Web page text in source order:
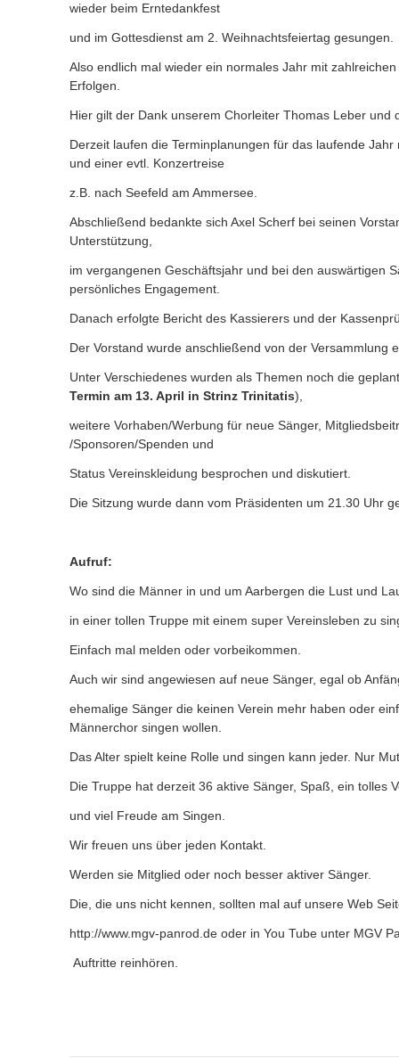
wieder beim Erntedankfest
und im Gottesdienst am 2. Weihnachtsfeiertag gesungen.
Also endlich mal wieder ein normales Jahr mit
Erfolgen.
Hier gilt der Dank unserem Chorleiter Thomas Leber und
Derzeit laufen die Terminplanungen für das laufende Jahr
und einer evtl. Konzertreise
z.B. nach Seefeld am Ammersee.
Abschließend bedankte sich Axel Scherf bei seinen
Unterstützung,
im vergangenen Geschäftsjahr und bei den auswärtigen
persönliches Engagement.
Danach erfolgte Bericht des Kassierers und der
Der Vorstand wurde anschließend von der Versammlung
Unter Verschiedenes wurden als Themen noch die
Termin am 13. April in Strinz Trinitatis),
weitere Vorhaben/Werbung für neue Sänger,
/Sponsoren/Spenden und
Status Vereinskleidung besprochen und diskutiert.
Die Sitzung wurde dann vom Präsidenten um 21.30 Uhr
Aufruf:
Wo sind die Männer in und um Aarbergen die Lust und
in einer tollen Truppe mit einem super Vereinsleben zu
Einfach mal melden oder vorbeikommen.
Auch wir sind angewiesen auf neue Sänger, egal ob
ehemalige Sänger die keinen Verein mehr haben oder
Männerchor singen wollen.
Das Alter spielt keine Rolle und singen kann jeder. Nur
Die Truppe hat derzeit 36 aktive Sänger, Spaß, ein tolles
und viel Freude am Singen.
Wir freuen uns über jeden Kontakt.
Werden sie Mitglied oder noch besser aktiver Sänger.
Die, die uns nicht kennen, sollten mal auf unsere Web
http://www.mgv-panrod.de oder in You Tube unter MGV
Auftritte reinhören.